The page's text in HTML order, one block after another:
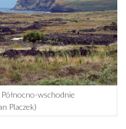
wschodnie
Placzek)